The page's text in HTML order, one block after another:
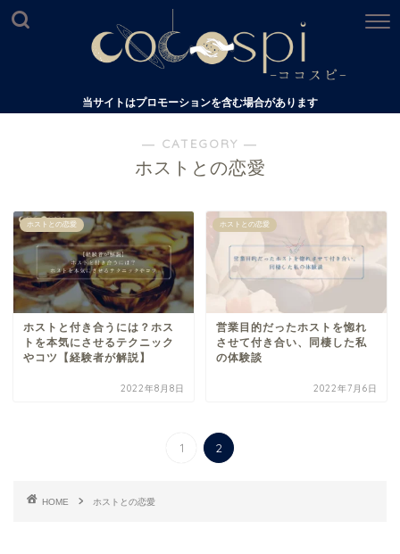
当サイトはプロモーションを含む場合があります
― CATEGORY ―
ホストとの恋愛
ホストとの恋愛
ホストと付き合うには？ホス
トを本気にさせるテクニック
やコツ【経験者が解説】
2022年8月8日
ホストとの恋愛
営業目的だったホストを惚れ
させて付き合い、同棲した私
の体験談
2022年7月6日
1 2
HOME ホストとの恋愛